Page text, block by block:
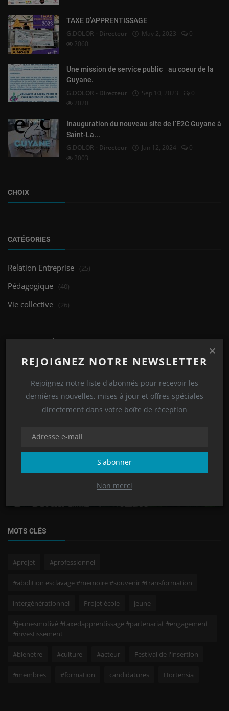
REJOIGNEZ NOTRE NEWSLETTER
Rejoignez notre liste d'abonnés pour recevoir les
dernières nouvelles, mises à jour et offres spéciales
directement dans votre boîte de réception
S'abonner
Non merci
TAXE D’APPRENTISSAGE
G.DOLOR - Directeur May 2, 2023
0
2060
Une mission de service public au coeur de la
Guyane.
G.DOLOR - Directeur Sep 10, 2023
0
2020
Inauguration du nouveau site de l’E2C Guyane à
Saint-La...
G.DOLOR - Directeur Jan 12, 2024
0
2003
CHOIX
CATÉGORIES
Relation Entreprise (25)
Pédagogique (40)
Vie collective (26)
ARTICLES ALÉATOIRES
Relation Entreprise
Le salon des Maires 2025 en Guyane
MOTS CLÉS
#projet #professionnel
#abolition esclavage #memoire #souvenir #transformation
intergénérationnel Projet école jeune
#jeunesmotivé #taxedapprentissage #partenariat #engagement
#investissement
#bienetre #culture #acteur Festival de l'insertion
#membres #formation candidatures Hortensia